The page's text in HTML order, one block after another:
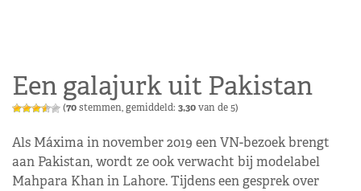
Een galajurk uit Pakistan
(70stemmen, gemiddeld: 3,30van de 5)
Als Máxima in november 2019 een VN-bezoek brengt
aan Pakistan, wordt ze ook verwacht bij modelabel
Mahpara Khan in Lahore. Tijdens een gesprek over